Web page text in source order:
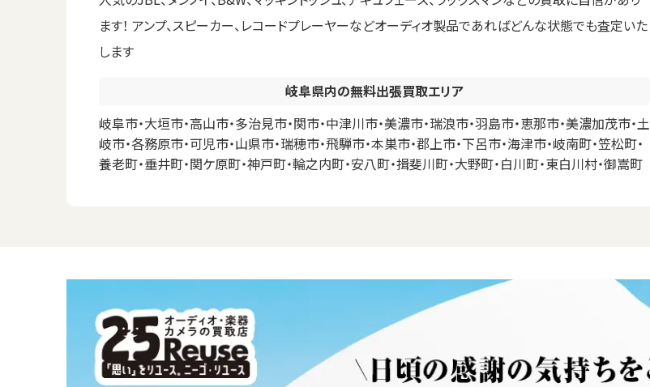
ます！ アンプ、スピーカー、レコードプレーヤーなどオーディオ製品であればどんな状態でも査定いた
します
岐阜県内の無料出張買取エリア
岐阜市・大垣市・高山市・多治見市・関市・中津川市・美濃市・瑞浪市・羽島市・恵那市・美濃加茂市・土
岐市・各務原市・可児市・山県市・瑞穂市・飛騨市・本巣市・郡上市・下呂市・海津市・岐南町・笠松町・
養老町・垂井町・関ケ原町・神戸町・輪之内町・安八町・揖斐川町・大野町・白川町・東白川村・御嵩町